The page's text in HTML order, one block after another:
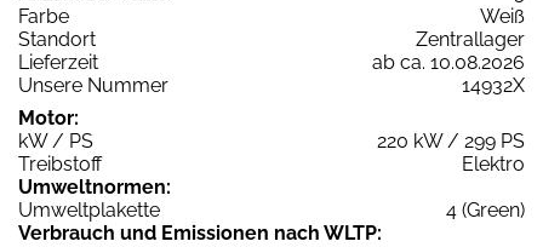
Farbe
Weiß
Standort
Zentrallager
Lieferzeit
ab ca. 10.08.2026
Unsere Nummer
14932X
Motor:
kW / PS
220 kW / 299 PS
Treibstoff
Elektro
Umweltnormen:
Umweltplakette
4 (Green)
Verbrauch und Emissionen nach WLTP: